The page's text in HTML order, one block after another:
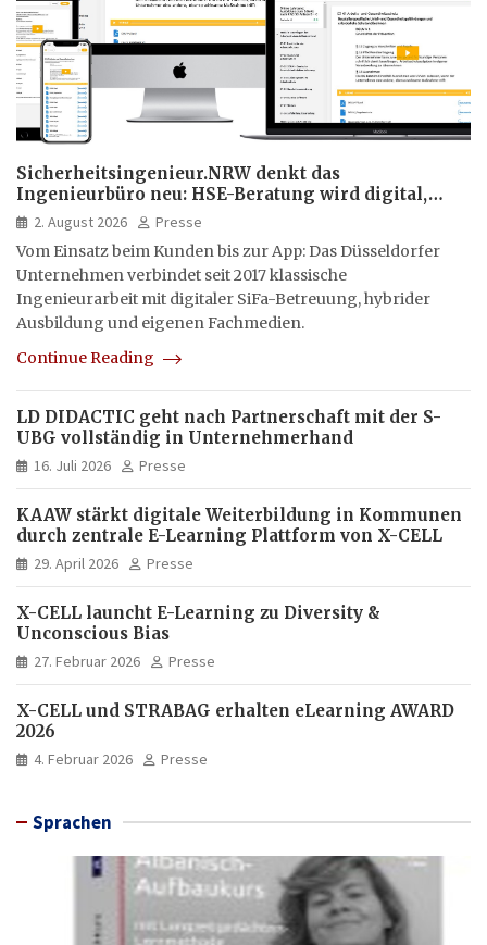
Sicherheitsingenieur.NRW denkt das
Ingenieurbüro neu: HSE-Beratung wird digital,
hybrid und multimedial
2. August 2026
Presse
Vom Einsatz beim Kunden bis zur App: Das Düsseldorfer
Unternehmen verbindet seit 2017 klassische
Ingenieurarbeit mit digitaler SiFa-Betreuung, hybrider
Ausbildung und eigenen Fachmedien.
Continue Reading
LD DIDACTIC geht nach Partnerschaft mit der S-
UBG vollständig in Unternehmerhand
16. Juli 2026 Presse
KAAW stärkt digitale Weiterbildung in Kommunen
durch zentrale E-Learning Plattform von X-CELL
29. April 2026 Presse
X-CELL launcht E-Learning zu Diversity &
Unconscious Bias
27. Februar 2026 Presse
X-CELL und STRABAG erhalten eLearning AWARD
2026
4. Februar 2026 Presse
Sprachen